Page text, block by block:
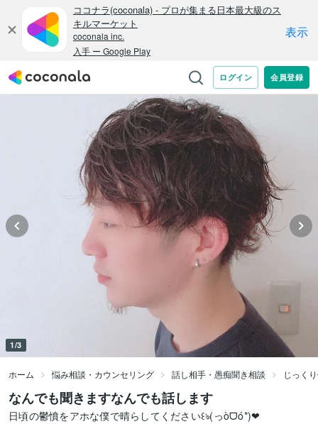
1/3
ホーム 悩み相談・カウンセリング 話し相手・愚痴聞き相談 じっく
なんでも聞きますなんでも話します
日頃の鬱憤をアホな僕で晴らしてください꒰ঌ(っòᗜó*)❤︎